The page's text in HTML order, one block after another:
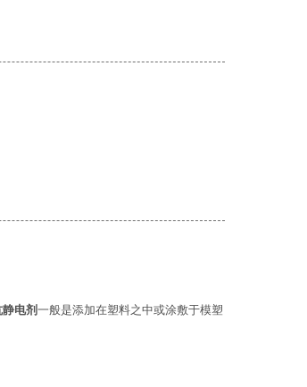
静电剂一般是添加在塑料之中或涂敷于模塑